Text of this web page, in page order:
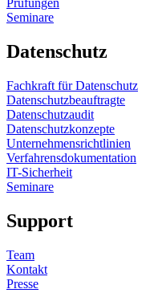
Prüfungen
Seminare
Datenschutz
Fachkraft für Datenschutz
Datenschutzbeauftragte
Datenschutzaudit
Datenschutzkonzepte
Unternehmensrichtlinien
Verfahrensdokumentation
IT-Sicherheit
Seminare
Support
Team
Kontakt
Presse